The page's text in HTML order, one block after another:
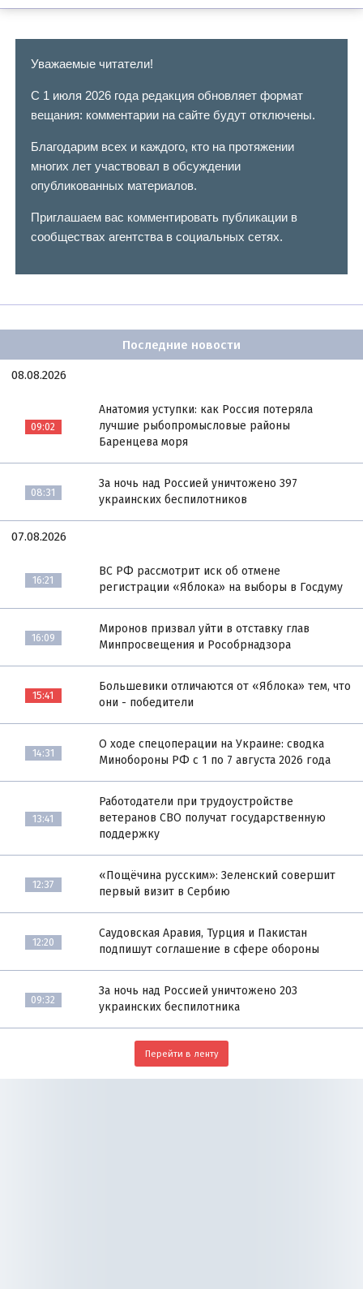
Уважаемые читатели!
С 1 июля 2026 года редакция обновляет формат
вещания: комментарии на сайте будут отключены.
Благодарим всех и каждого, кто на протяжении
многих лет участвовал в обсуждении
опубликованных материалов.
Приглашаем вас комментировать публикации в
сообществах агентства в социальных сетях.
Последние новости
08.08.2026
09:02
Анатомия уступки: как Россия потеряла
лучшие рыбопромысловые районы
Баренцева моря
08:31
За ночь над Россией уничтожено 397
украинских беспилотников
07.08.2026
16:21
ВС РФ рассмотрит иск об отмене
регистрации «Яблока» на выборы в Госдуму
16:09
Миронов призвал уйти в отставку глав
Минпросвещения и Рособрнадзора
15:41
Большевики отличаются от «Яблока» тем, что
они - победители
14:31
О ходе спецоперации на Украине: сводка
Минобороны РФ с 1 по 7 августа 2026 года
13:41
Работодатели при трудоустройстве
ветеранов СВО получат государственную
поддержку
12:37
«Пощёчина русским»: Зеленский совершит
первый визит в Сербию
12:20
Саудовская Аравия, Турция и Пакистан
подпишут соглашение в сфере обороны
09:32
За ночь над Россией уничтожено 203
украинских беспилотника
Перейти в ленту